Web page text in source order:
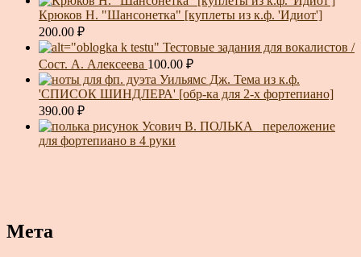
Крюков Н. "Шансонетка" [куплеты из к.ф. 'Идиот']
200.00 ₽
Тестовые задания для вокалистов /
Сост. А. Алексеева 100.00 ₽
Уильямс Дж. Тема из к.ф.
'СПИСОК ШИНДЛЕРА' [обр-ка для 2-х фортепиано]
390.00 ₽
Усович В. ПОЛЬКА _переложение
для фортепиано в 4 руки
Мета